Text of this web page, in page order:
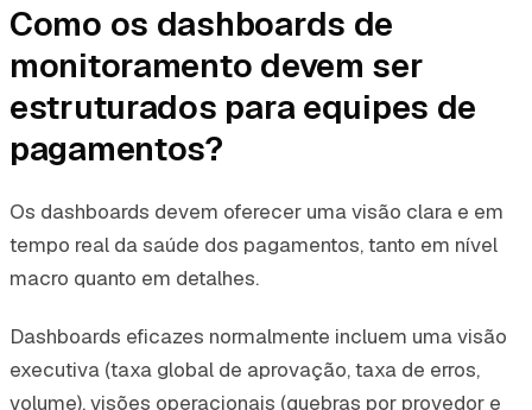
Como os dashboards de
monitoramento devem ser
estruturados para equipes de
pagamentos?
Os dashboards devem oferecer uma visão clara e em
tempo real da saúde dos pagamentos, tanto em nível
macro quanto em detalhes.
Dashboards eficazes normalmente incluem uma visão
executiva (taxa global de aprovação, taxa de erros,
volume), visões operacionais (quebras por provedor e